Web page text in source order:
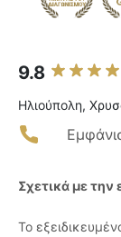
9.8
Ηλιούπολη,
Σχετικά με την
Το